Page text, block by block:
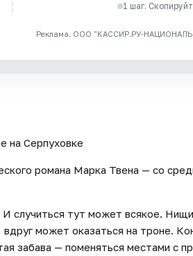
1 шаг.
Реклама. ООО "КАССИР.РУ-
на Серпуховке
романа Марка Твена — со
случиться тут может всякое.
может оказаться на троне.
забава — поменяться местами с